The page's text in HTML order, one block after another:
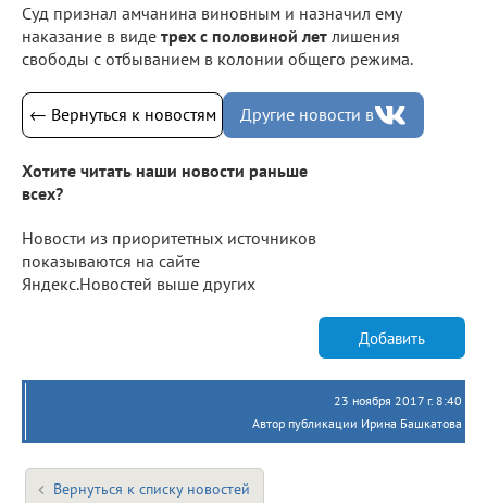
Суд признал амчанина виновным и назначил ему
наказание в виде трех с половиной лет лишения
свободы с отбыванием в колонии общего режима.
← Вернуться к новостям Другие новости в
Хотите читать наши новости раньше
всех?
Новости из приоритетных источников
показываются на сайте
Яндекс.Новостей выше других
Добавить
23 ноября 2017 г. 8:40
Автор публикации Ирина Башкатова
Вернуться к списку новостей